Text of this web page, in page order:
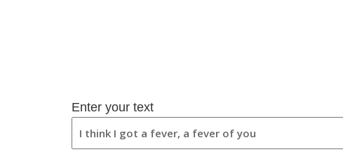
Enter your text